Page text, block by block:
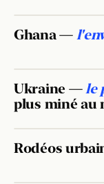
10 / 17
Ghana —
11 / 17
Ukraine —le
plus miné au
12 / 17
Rodéos